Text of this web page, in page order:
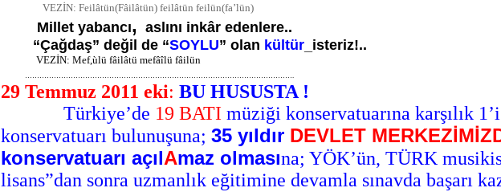
VEZİN: Feilâtün(Fâilâtün) feilâtün feilün(fa’lün)
Millet yabancı, aslını inkâr edenlere..
“Çağdaş” değil de “SOYLU” olan kültür _isteriz!..
VEZİN: Mef,ùlü fâilâtü mefâîlü fâilün
………………………………………………………………………………………………….
29 Temmuz 2011 eki:BU HUSUSTA !
Türkiye’de 19 BATImüziği konservatuarına karşılık
konservatuarı bulunuşuna;35 yıldır DEVLET
konservatuarı açılAmaz olmasına; YÖK’ün, TÜRK
lisans”dan sonra uzmanlık eğitimine devamla sınavda başarı